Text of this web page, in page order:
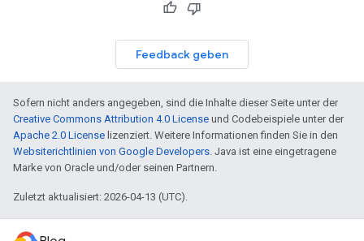
Feedback geben
Sofern nicht anders angegeben, sind die Inhalte dieser Seite unter der
Creative Commons Attribution 4.0 License und Codebeispiele unter der
Apache 2.0 License lizenziert. Weitere Informationen finden Sie in den
Websiterichtlinien von Google Developers. Java ist eine eingetragene
Marke von Oracle und/oder seinen Partnern.
Zuletzt aktualisiert: 2026-04-13 (UTC).